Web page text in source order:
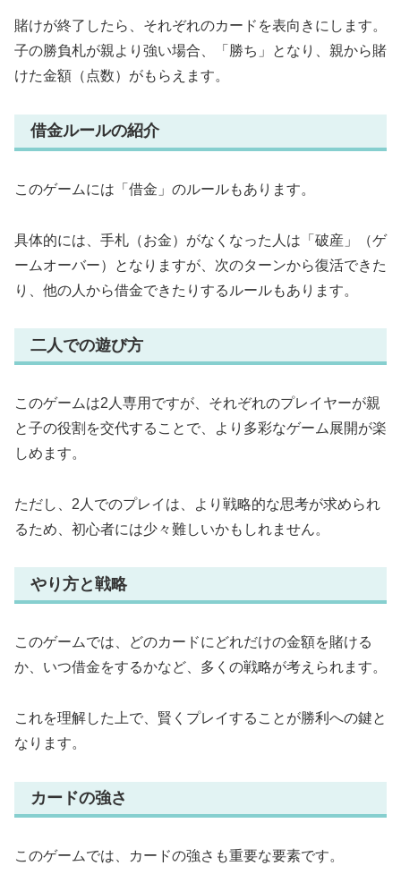
賭けが終了したら、それぞれのカードを表向きにします。
子の勝負札が親より強い場合、「勝ち」となり、親から賭
けた金額（点数）がもらえます。
借金ルールの紹介
このゲームには「借金」のルールもあります。
具体的には、手札（お金）がなくなった人は「破産」（ゲ
ームオーバー）となりますが、次のターンから復活できた
り、他の人から借金できたりするルールもあります。
二人での遊び方
このゲームは2人専用ですが、それぞれのプレイヤーが親
と子の役割を交代することで、より多彩なゲーム展開が楽
しめます。
ただし、2人でのプレイは、より戦略的な思考が求められ
るため、初心者には少々難しいかもしれません。
やり方と戦略
このゲームでは、どのカードにどれだけの金額を賭ける
か、いつ借金をするかなど、多くの戦略が考えられます。
これを理解した上で、賢くプレイすることが勝利への鍵と
なります。
カードの強さ
このゲームでは、カードの強さも重要な要素です。